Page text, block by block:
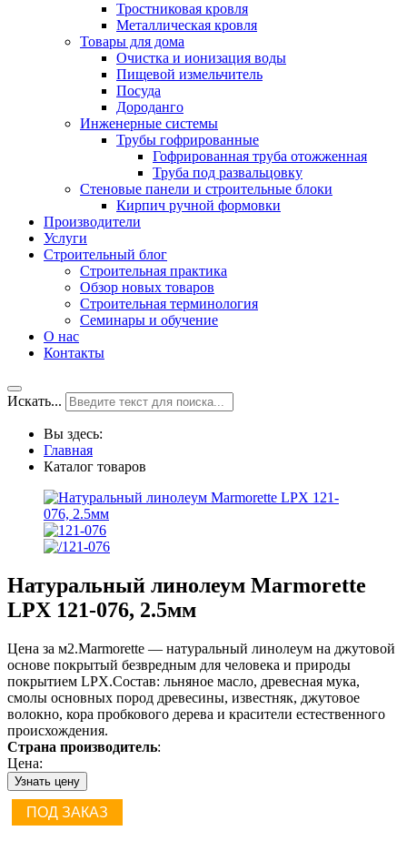
Тростниковая кровля
Металлическая кровля
Товары для дома
Очистка и ионизация воды
Пищевой измельчитель
Посуда
Дороданго
Инженерные системы
Трубы гофрированные
Гофрированная труба отожженная
Труба под развальцовку
Стеновые панели и строительные блоки
Кирпич ручной формовки
Производители
Услуги
Строительный блог
Строительная практика
Обзор новых товаров
Строительная терминология
Семинары и обучение
О нас
Контакты
Искать...
Вы здесь:
Главная
Каталог товаров
Натуральный линолеум Marmorette
LPX 121-076, 2.5мм
Цена за м2.Marmorette — натуральный линолеум на джутовой
основе покрытый безвредным для человека и природы
покрытием LPX.Cостав: льняное масло, древесная мука,
смолы основных пород древесины, известняк, джутовое
волокно, кора пробкового дерева и красители естественного
происхождения.
Страна производитель:
Цена:
Узнать цену
ПОД ЗАКАЗ